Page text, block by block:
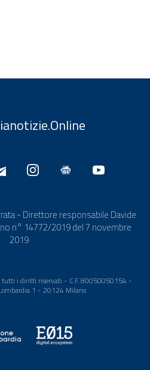
- Direttore responsabile Davide
n° 14772/2019 del 7 novembre
2019
tutti i diritti riservati - C.F. 80050050154 -
1 - 20124 Milano